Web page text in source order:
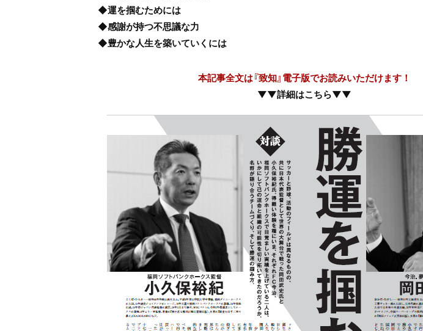
◆運を掴むためには
◆感謝が持つ不思議な力
◆豊かな人生を築いていくには
本記事全文は『致知』電子版でお読みいただけます！
▼▼詳細はこちら▼▼